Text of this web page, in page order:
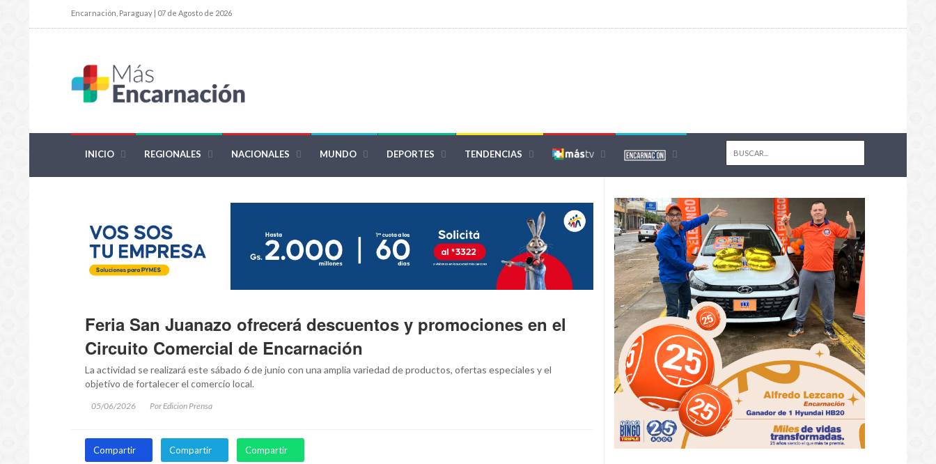
Encarnación, Paraguay | 07 de Agosto de 2026
INICIO REGIONALES NACIONALES MUNDO DEPORTES TENDENCIAS
Feria San Juanazo ofrecerá descuentos y promociones en el
Circuito Comercial de Encarnación
La actividad se realizará este sábado 6 de junio con una amplia variedad de productos, ofertas especiales y el
objetivo de fortalecer el comercio local.
05/06/2026 Por Edicion Prensa
Compartir Compartir Compartir